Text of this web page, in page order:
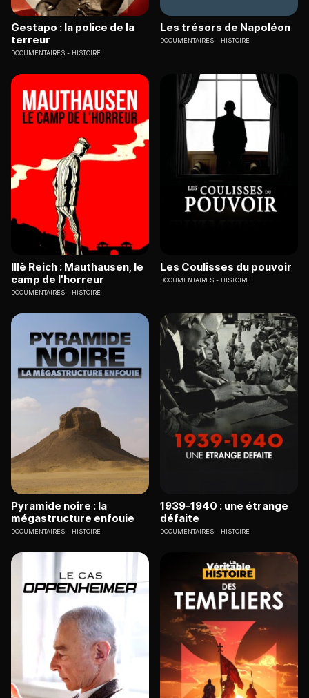
Gestapo : la police de la
terreur
DOCUMENTAIRES HISTOIRE
Les trésors de Napoléon
DOCUMENTAIRES HISTOIRE
IIIè Reich : Mauthausen, le
camp de l'horreur
DOCUMENTAIRES HISTOIRE
Les Coulisses du pouvoir
DOCUMENTAIRES HISTOIRE
Pyramide noire : la
mégastructure enfouie
DOCUMENTAIRES HISTOIRE
1939-1940 : une étrange
défaite
DOCUMENTAIRES HISTOIRE